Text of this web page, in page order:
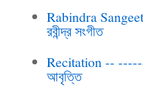
Rabindra
রবীন্দ্র সংগীত
Recitation --
আবৃত্তি